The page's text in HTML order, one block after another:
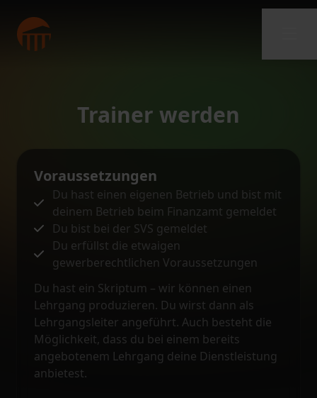
Trainer werden
Voraussetzungen
Du hast einen eigenen Betrieb und bist mit
deinem Betrieb beim Finanzamt gemeldet
Du bist bei der SVS gemeldet
Du erfüllst die etwaigen
gewerberechtlichen Voraussetzungen
Du hast ein Skriptum – wir können einen
Lehrgang produzieren. Du wirst dann als
Lehrgangsleiter angeführt. Auch besteht die
Möglichkeit, dass du bei einem bereits
angebotenem Lehrgang deine Dienstleistung
anbietest.